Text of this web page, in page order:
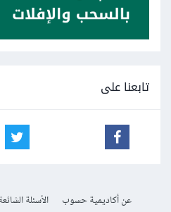
تابعنا على
عن أكاديمية حسوب الأسئلة الشائعة